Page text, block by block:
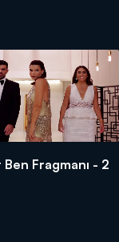
Ben Fragmanı - 2